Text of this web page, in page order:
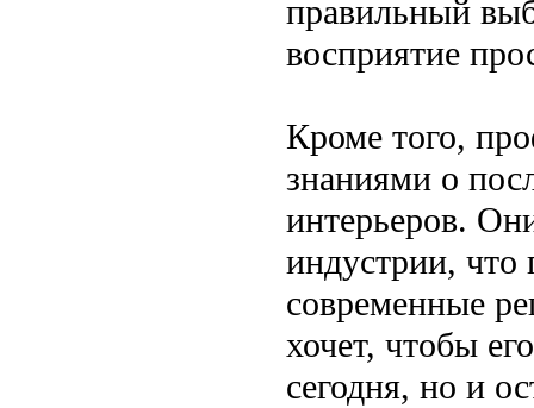
правильный
восприятие
Кроме того,
знаниями о
интерьеров.
индустрии, что
современные
хочет, чтобы
сегодня, но и